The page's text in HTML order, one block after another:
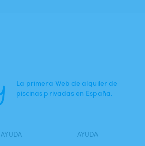
La primera Web de alquiler de
piscinas privadas en España.
AYUDA AYUDA